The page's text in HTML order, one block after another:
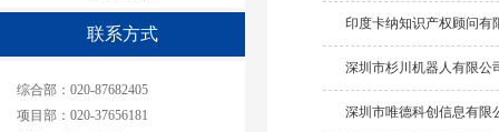
联系方式
综合部：020-87682405
项目部：020-37656181
印度卡纳知识产权顾问有
深圳市杉川机器人有限公
深圳市唯德科创信息有限